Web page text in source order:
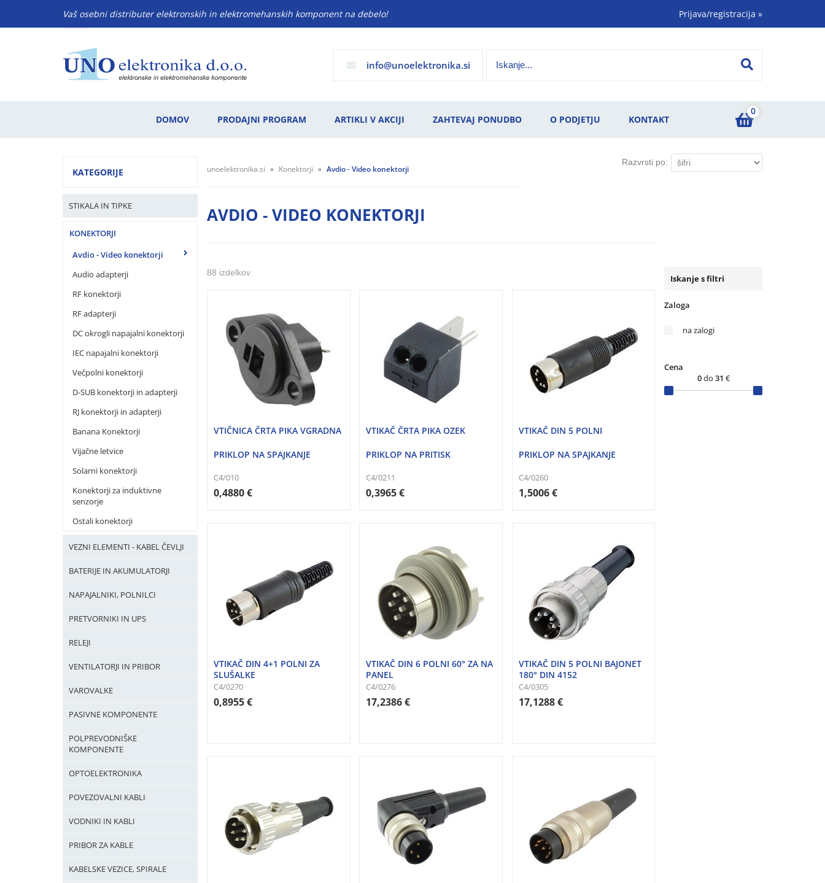
Vaš osebni distributer elektronskih in elektromehanskih komponent na debelo! Prijava/registracija »
info unoelektronika.si
0
DOMOV PRODAJNI PROGRAM ARTIKLI V AKCIJI ZAHTEVAJ PONUDBO O PODJETJU KONTAKT
KATEGORIJE
STIKALA IN TIPKE
KONEKTORJI
Avdio - Video konektorji
Audio adapterji
RF konektorji
RF adapterji
DC okrogli napajalni konektorji
IEC napajalni konektorji
Večpolni konektorji
D-SUB konektorji in adapterji
RJ konektorji in adapterji
Banana Konektorji
Vijačne letvice
Solarni konektorji
Konektorji za induktivne
senzorje
Ostali konektorji
VEZNI ELEMENTI - KABEL ČEVLJI
BATERIJE IN AKUMULATORJI
NAPAJALNIKI, POLNILCI
PRETVORNIKI IN UPS
RELEJI
VENTILATORJI IN PRIBOR
VAROVALKE
PASIVNE KOMPONENTE
POLPREVODNIŠKE
KOMPONENTE
OPTOELEKTRONIKA
POVEZOVALNI KABLI
VODNIKI IN KABLI
PRIBOR ZA KABLE
KABELSKE VEZICE, SPIRALE
unoelektronika.si Konektorji Avdio - Video konektorji
Razvrsti po:
AVDIO - VIDEO KONEKTORJI
88 izdelkov
VTIČNICA ČRTA PIKA VGRADNA
PRIKLOP NA SPAJKANJE
C4/010
0,4880 €
VTIKAČ ČRTA PIKA OZEK
PRIKLOP NA PRITISK
C4/0211
0,3965 €
VTIKAČ DIN 5 POLNI
PRIKLOP NA SPAJKANJE
C4/0260
1,5006 €
VTIKAČ DIN 4+1 POLNI ZA
SLUŠALKE
C4/0270
0,8955 €
VTIKAČ DIN 6 POLNI 60° ZA NA
PANEL
C4/0276
17,2386 €
VTIKAČ DIN 5 POLNI BAJONET
180° DIN 4152
C4/0305
17,1288 €
Iskanje s filtri
Zaloga
na zalogi
Cena
0do 31 €